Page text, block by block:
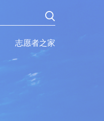
志愿者之家